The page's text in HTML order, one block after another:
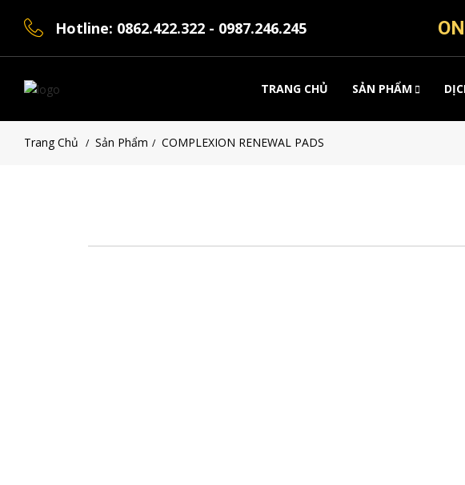
Hotline: 0862.422.322 - 0987.246.245
TRANG CHỦ SẢN PHẨM
Trang Chủ / Sản Phẩm / COMPLEXION RENEWAL PADS